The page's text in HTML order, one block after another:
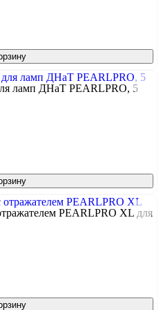
ламп ДНаТ PEARLPRO, 5
PEARLPRO XL для